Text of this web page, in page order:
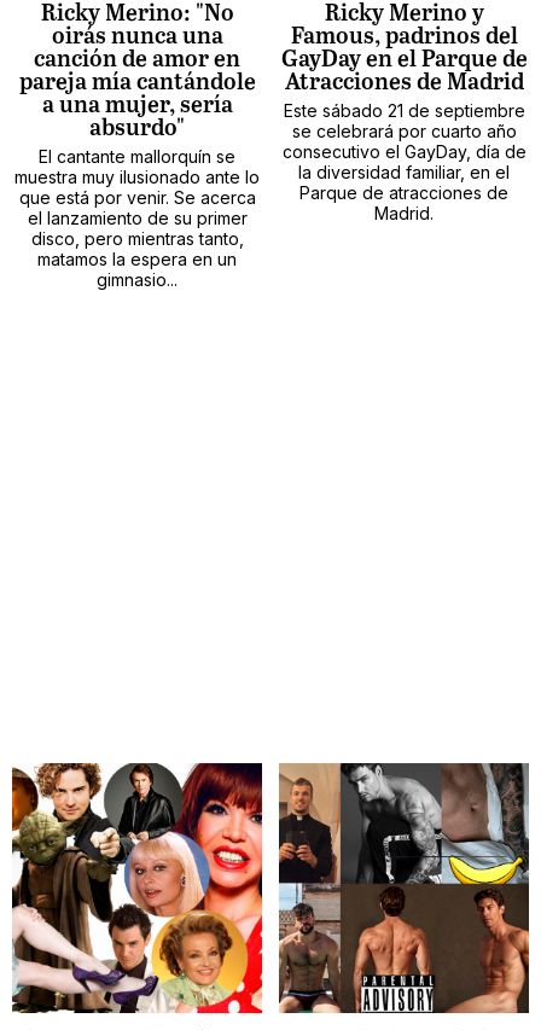
Ricky Merino: "No
oirás nunca una
canción de amor en
pareja mía cantándole
a una mujer, sería
absurdo"
El cantante mallorquín se
muestra muy ilusionado ante lo
que está por venir. Se acerca
el lanzamiento de su primer
disco, pero mientras tanto,
matamos la espera en un
gimnasio...
Ricky Merino y
Famous, padrinos del
GayDay en el Parque de
Atracciones de Madrid
Este sábado 21 de septiembre
se celebrará por cuarto año
consecutivo el GayDay, día de
la diversidad familiar, en el
Parque de atracciones de
Madrid.